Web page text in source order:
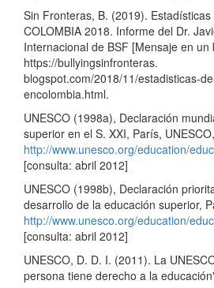
Sin Fronteras, B. (2019).
COLOMBIA 2018. Informe del Dr.
Internacional de BSF [Mensaje en
https://bullyingsinfronteras.
blogspot.com/2018/11/estadisticas-
encolombia.html.
UNESCO (1998a), Declaración
superior en el S. XXI, París, UNESCO,
http://www.unesco.org/education/
[consulta: abril 2012]
UNESCO (1998b), Declaración
desarrollo de la educación superior,
http://www.unesco.org/education/
[consulta: abril 2012]
UNESCO, D. D. I. (2011). La
persona tiene derecho a la